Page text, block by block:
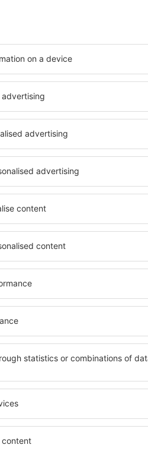
srpna 2026, 2 noci
více hotelů in
a
vás
polohu
a
na delší
vás a
Komplexní
kritéria, která
řady dalších
standardem se
atrakce in
dispozici i
apartmán
standardem
areál nebo
Grosspetersdorf
hosty, kteří
Jaké